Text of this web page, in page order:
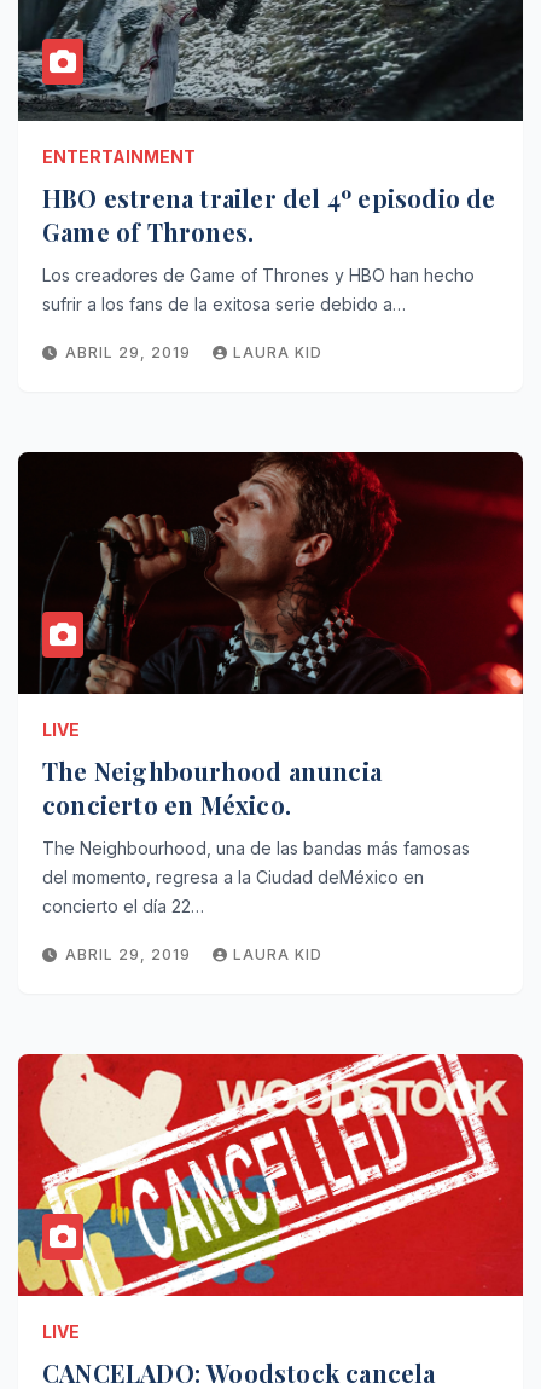
ENTERTAINMENT
HBO estrena trailer del 4º episodio de
Game of Thrones.
Los creadores de Game of Thrones y HBO han hecho
sufrir a los fans de la exitosa serie debido a…
ABRIL 29, 2019 LAURA KID
LIVE
The Neighbourhood anuncia
concierto en México.
The Neighbourhood, una de las bandas más famosas
del momento, regresa a la Ciudad deMéxico en
concierto el día 22…
ABRIL 29, 2019 LAURA KID
LIVE
CANCELADO: Woodstock cancela